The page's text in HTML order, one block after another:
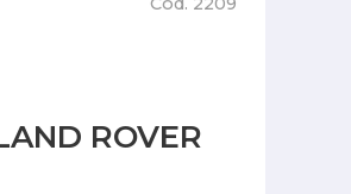
ROVER